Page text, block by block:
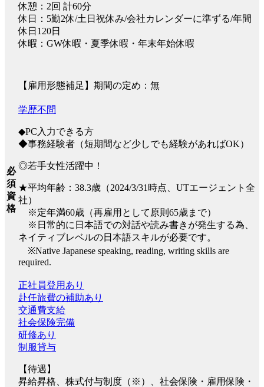
休憩：2回 計60分
休日：5勤2休/土日祝休み/会社カレンダーに準ずる/年間
休日120日
休暇：GW休暇・夏季休暇・年末年始休暇
【雇用形態補足】期間の定め：無
必
須
資
格
学歴不問
◆PC入力できる方
◆事務経験者（短期間など少しでも経験があればOK）
◎若手女性活躍中！
★平均年齢：38.3歳（2024/3/31時点、UTエージェント全
社）
※定年満60歳（再雇用として原則65歳まで）
※日常的に日本語での対話や読み書きが発生する為、
ネイティブレベルの日本語スキルが必要です。
※Native Japanese speaking, reading, writing skills are
required.
正社員登用あり
赴任旅費の補助あり
交通費支給
社会保険完備
研修あり
制服貸与
【待遇】
昇給昇格、株式付与制度（※）、社会保険・雇用保険・